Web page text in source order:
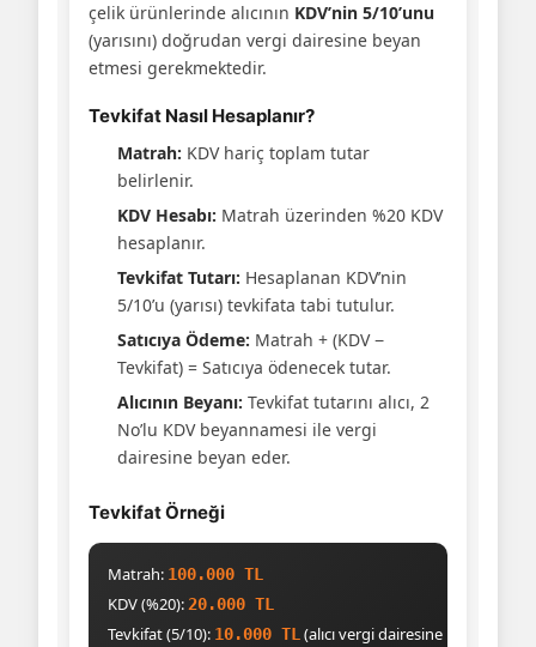
çelik ürünlerinde alıcının KDV’nin 5/10’unu
(yarısını) doğrudan vergi dairesine beyan
etmesi gerekmektedir.
Tevkifat Nasıl Hesaplanır?
Matrah: KDV hariç toplam tutar
belirlenir.
KDV Hesabı: Matrah üzerinden %20 KDV
hesaplanır.
Tevkifat Tutarı: Hesaplanan KDV’nin
5/10’u (yarısı) tevkifata tabi tutulur.
Satıcıya Ödeme: Matrah + (KDV −
Tevkifat) = Satıcıya ödenecek tutar.
Alıcının Beyanı: Tevkifat tutarını alıcı, 2
No’lu KDV beyannamesi ile vergi
dairesine beyan eder.
Tevkifat Örneği
Matrah: 100.000 TL
KDV (%20):20.000 TL
Tevkifat (5/10): 10.000 TL(alıcı vergi dairesine beyan eder)